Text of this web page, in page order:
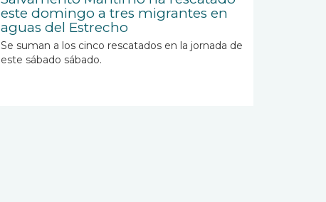
este domingo a tres migrantes en
aguas del Estrecho
Se suman a los cinco rescatados en la jornada de
este sábado sábado.